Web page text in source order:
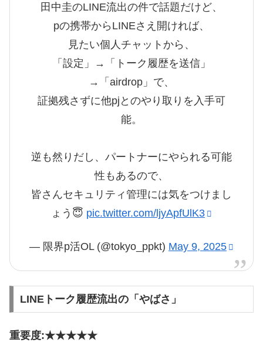
田中圭のLINE流出の件で話題だけど、
pの携帯からLINEさえ開ければ、
見たい個人チャットから、
「設定」→「トーク履歴を送信」
→「airdrop」で、
証拠残さずに他pjとのやり取りを入手可
能。
逆も然りだし、パートナーにやられる可能
性もあるので、
皆さんセキュリティ管理には気をつけまし
ょう😇 pic.twitter.com/ljyApfUlK3
— 限界p活OL (@tokyo_ppkt) May 9, 2025
LINEトーク履歴流出の「やばさ」
重要度:★★★★★